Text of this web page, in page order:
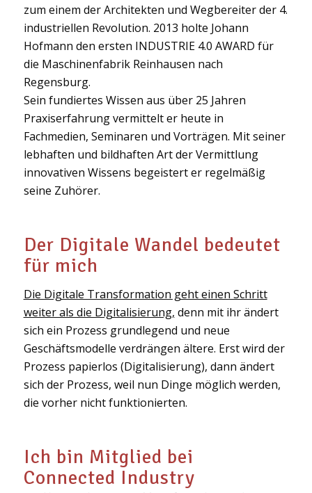
zum einem der Architekten und Wegbereiter der 4.
industriellen Revolution. 2013 holte Johann
Hofmann den ersten INDUSTRIE 4.0 AWARD für
die Maschinenfabrik Reinhausen nach
Regensburg.
Sein fundiertes Wissen aus über 25 Jahren
Praxiserfahrung vermittelt er heute in
Fachmedien, Seminaren und Vorträgen. Mit seiner
lebhaften und bildhaften Art der Vermittlung
innovativen Wissens begeistert er regelmäßig
seine Zuhörer.
Der Digitale Wandel bedeutet
für mich
Die Digitale Transformation geht einen Schritt
weiter als die Digitalisierung, denn mit ihr ändert
sich ein Prozess grundlegend und neue
Geschäftsmodelle verdrängen ältere. Erst wird der
Prozess papierlos (Digitalisierung), dann ändert
sich der Prozess, weil nun Dinge möglich werden,
die vorher nicht funktionierten.
Ich bin Mitglied bei
Connected Industry